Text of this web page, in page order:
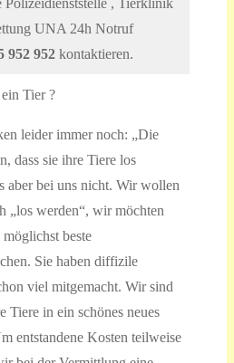
UNA 24h Notruf
952 952 kontaktieren.
Tier ?
leider immer noch: „Die
dass sie ihre Tiere los
aber bei uns nicht. Wir wollen
„los werden“, wir möchten
beste
Sie haben diffizile
viel mitgemacht. Wir sind
Tiere in ein schönes neues
entstandene Kosten teilweise